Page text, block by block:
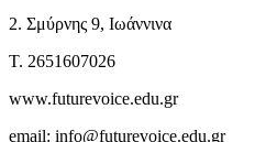
2. Σμύρνης 9, Ιωάννινα
Τ. 2651607026
www.futurevoice.edu.gr
email: info@futurevoice.edu.gr